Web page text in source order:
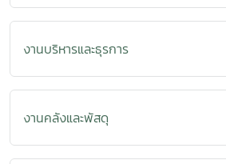
งานบริหารและธุรการ
งานคลังและพัสดุ